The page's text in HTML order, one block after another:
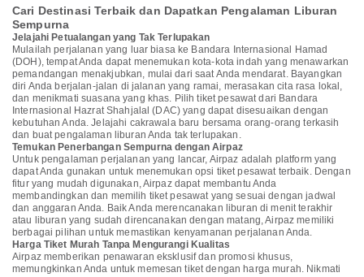
Cari Destinasi Terbaik dan Dapatkan Pengalaman Liburan
Sempurna
Jelajahi Petualangan yang Tak Terlupakan
Mulailah perjalanan yang luar biasa ke Bandara Internasional Hamad
(DOH), tempat Anda dapat menemukan kota-kota indah yang menawarkan
pemandangan menakjubkan, mulai dari saat Anda mendarat. Bayangkan
diri Anda berjalan-jalan di jalanan yang ramai, merasakan cita rasa lokal,
dan menikmati suasana yang khas. Pilih tiket pesawat dari Bandara
Internasional Hazrat Shahjalal (DAC) yang dapat disesuaikan dengan
kebutuhan Anda. Jelajahi cakrawala baru bersama orang-orang terkasih
dan buat pengalaman liburan Anda tak terlupakan.
Temukan Penerbangan Sempurna dengan Airpaz
Untuk pengalaman perjalanan yang lancar, Airpaz adalah platform yang
dapat Anda gunakan untuk menemukan opsi tiket pesawat terbaik. Dengan
fitur yang mudah digunakan, Airpaz dapat membantu Anda
membandingkan dan memilih tiket pesawat yang sesuai dengan jadwal
dan anggaran Anda. Baik Anda merencanakan liburan di menit terakhir
atau liburan yang sudah direncanakan dengan matang, Airpaz memiliki
berbagai pilihan untuk memastikan kenyamanan perjalanan Anda.
Harga Tiket Murah Tanpa Mengurangi Kualitas
Airpaz memberikan penawaran eksklusif dan promosi khusus,
memungkinkan Anda untuk memesan tiket dengan harga murah. Nikmati